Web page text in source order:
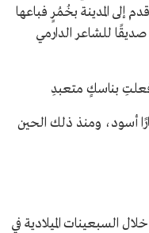
إلى المدينة بخُمُرٍ فباعها
للشاعر الدارمي
فعلتِ بناسكٍ متعبدِ
أسود، ومنذ ذلك الحين
السبعينات الميلادية في